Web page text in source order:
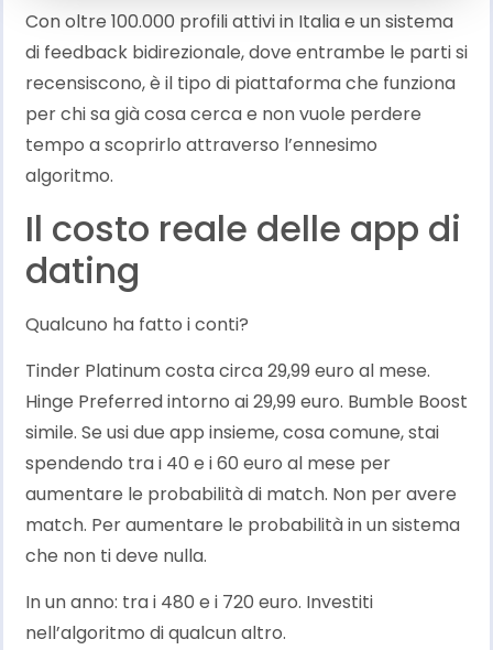
Con oltre 100.000 profili attivi in Italia e un sistema
di feedback bidirezionale, dove entrambe le parti si
recensiscono, è il tipo di piattaforma che funziona
per chi sa già cosa cerca e non vuole perdere
tempo a scoprirlo attraverso l’ennesimo
algoritmo.
Il costo reale delle app di
dating
Qualcuno ha fatto i conti?
Tinder Platinum costa circa 29,99 euro al mese.
Hinge Preferred intorno ai 29,99 euro. Bumble Boost
simile. Se usi due app insieme, cosa comune, stai
spendendo tra i 40 e i 60 euro al mese per
aumentare le probabilità di match. Non per avere
match. Per aumentare le probabilità in un sistema
che non ti deve nulla.
In un anno: tra i 480 e i 720 euro. Investiti
nell’algoritmo di qualcun altro.